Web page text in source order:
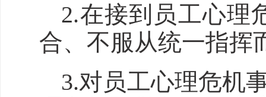
2.在接到员工心理
合、不服从统一指挥
3.对员工心理危机